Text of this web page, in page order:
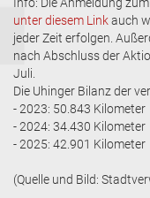
unter diesem Linkauch
jeder Zeit erfolgen.
nach Abschluss der
Juli.
Die Uhinger Bilanz der
- 2023: 50.843 Kilometer
- 2024: 34.430 Kilometer
- 2025: 42.901 Kilometer
(Quelle und Bild: